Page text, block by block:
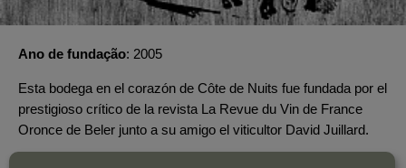
Ano de fundação 2005
Esta bodega en el corazón de Côte de Nuits fue fundada por el
prestigioso crítico de la revista La Revue du Vin de France
Oronce de Beler junto a su amigo el viticultor David Juillard.